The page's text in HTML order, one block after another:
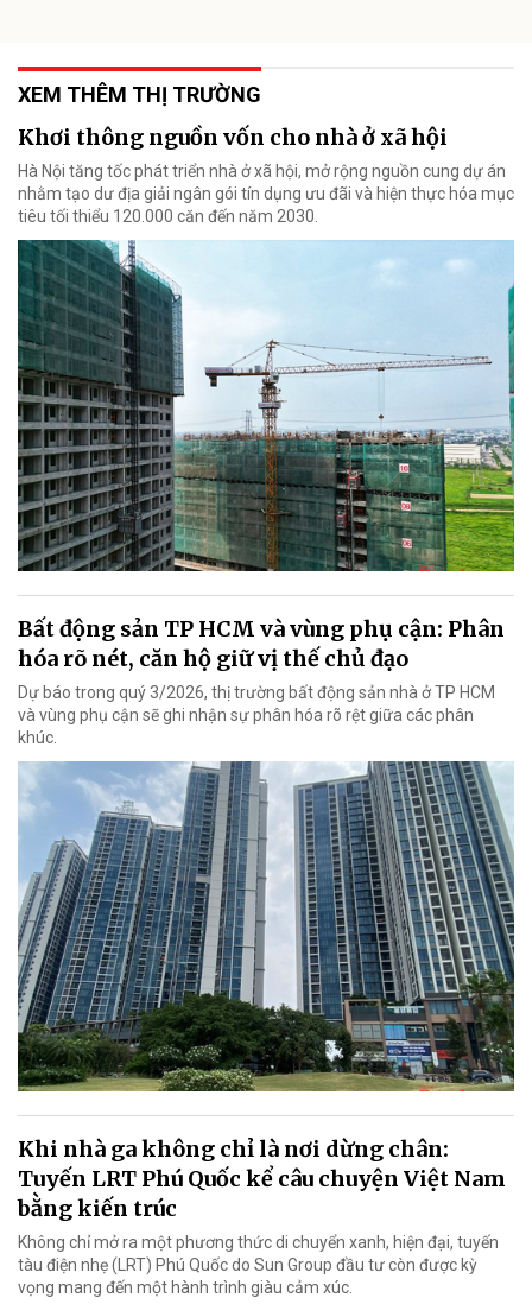
XEM THÊM THỊ TRƯỜNG
Khơi thông nguồn vốn cho nhà ở xã hội
Hà Nội tăng tốc phát triển nhà ở xã hội, mở rộng nguồn cung dự án
nhằm tạo dư địa giải ngân gói tín dụng ưu đãi và hiện thực hóa mục
tiêu tối thiểu 120.000 căn đến năm 2030.
Bất động sản TP HCM và vùng phụ cận: Phân
hóa rõ nét, căn hộ giữ vị thế chủ đạo
Dự báo trong quý 3/2026, thị trường bất động sản nhà ở TP HCM
và vùng phụ cận sẽ ghi nhận sự phân hóa rõ rệt giữa các phân
khúc.
Khi nhà ga không chỉ là nơi dừng chân:
Tuyến LRT Phú Quốc kể câu chuyện Việt Nam
bằng kiến trúc
Không chỉ mở ra một phương thức di chuyển xanh, hiện đại, tuyến
tàu điện nhẹ (LRT) Phú Quốc do Sun Group đầu tư còn được kỳ
vọng mang đến một hành trình giàu cảm xúc.